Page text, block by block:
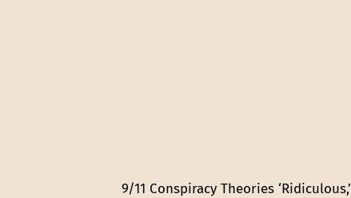
9/11 Conspiracy Theories